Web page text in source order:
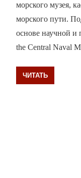
морского музея,
морского пути.
основе научной и
the Central Naval
ЧИТАТЬ